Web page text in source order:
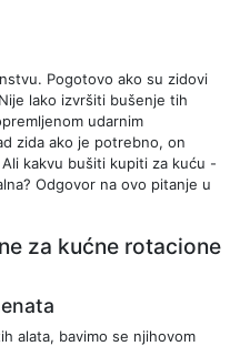
Pogotovo ako su zidovi
lako izvršiti bušenje tih
udarnim
zida ako je potrebno, on
kakvu bušiti kupiti za kuću -
Odgovor na ovo pitanje u
za kućne rotacione
alata, bavimo se njihovom